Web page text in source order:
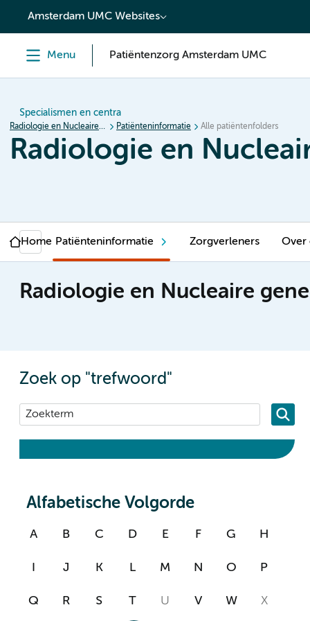
content
Amsterdam UMC Websites
Menu Patiëntenzorg Amsterdam UMC
Specialismen en centra
Radiologie en Nucleaire geneeskunde Patiënteninformatie Alle patiëntenfolders
Radiologie en
Home Patiënteninformatie Zorgverleners Over
Radiologie en Nucleaire
Zoek op "trefwoord"
Alfabetische Volgorde
A B C D E F G H
J K L M N O P
Q R S T U V W X